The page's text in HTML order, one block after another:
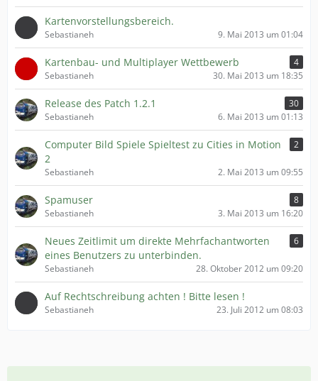
Kartenvorstellungsbereich.
Sebastianeh 9. Mai 2013 um 01:04
Kartenbau- und Multiplayer Wettbewerb
4
Sebastianeh
30. Mai 2013 um 18:35
Release des Patch 1.2.1
30
Sebastianeh
6. Mai 2013 um 01:13
Computer Bild Spiele Spieltest zu Cities in Motion
2
2
Sebastianeh 2. Mai 2013 um 09:55
Spamuser
8
Sebastianeh
3. Mai 2013 um 16:20
Neues Zeitlimit um direkte Mehrfachantworten
eines Benutzers zu unterbinden.
6
Sebastianeh 28. Oktober 2012 um 09:20
Auf Rechtschreibung achten ! Bitte lesen !
Sebastianeh 23. Juli 2012 um 08:03